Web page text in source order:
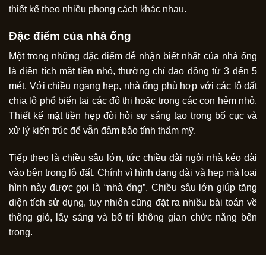
thiết kế theo nhiều phong cách khác nhau.
Đặc điểm của nhà ống
Một trong những đặc điểm dễ nhận biết nhất của nhà ống
là diện tích mặt tiền nhỏ, thường chỉ dao động từ 3 đến 5
mét. Với chiều ngang hẹp, nhà ống phù hợp với các lô đất
chia lô phổ biến tại các đô thị hoặc trong các con hẻm nhỏ.
Thiết kế mặt tiền hẹp đòi hỏi sự sáng tạo trong bố cục và
xử lý kiến trúc để vẫn đảm bảo tính thẩm mỹ.
Tiếp theo là chiều sâu lớn, tức chiều dài ngôi nhà kéo dài
vào bên trong lô đất. Chính vì hình dạng dài và hẹp mà loại
hình này được gọi là “nhà ống”. Chiều sâu lớn giúp tăng
diện tích sử dụng, tuy nhiên cũng đặt ra nhiều bài toán về
thông gió, lấy sáng và bố trí không gian chức năng bên
trong.